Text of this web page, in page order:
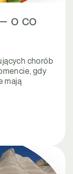
o co
chorób
gdy
mają